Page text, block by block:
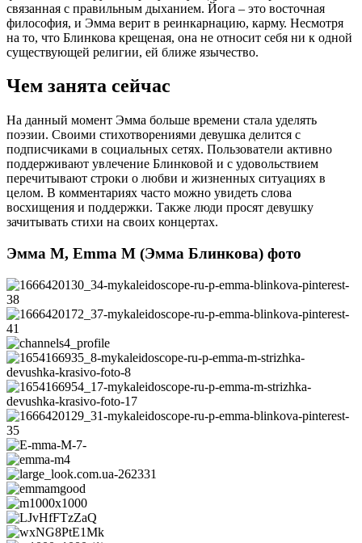
связанная с правильным дыханием. Йога – это восточная
философия, и Эмма верит в реинкарнацию, карму. Несмотря
на то, что Блинкова крещеная, она не относит себя ни к одной
существующей религии, ей ближе язычество.
Чем занята сейчас
На данный момент Эмма больше времени стала уделять
поэзии. Своими стихотворениями девушка делится с
подписчиками в социальных сетях. Пользователи активно
поддерживают увлечение Блинковой и с удовольствием
перечитывают строки о любви и жизненных ситуациях в
целом. В комментариях часто можно увидеть слова
восхищения и поддержки. Также люди просят девушку
зачитывать стихи на своих концертах.
Эмма М, Emma M (Эмма Блинкова) фото